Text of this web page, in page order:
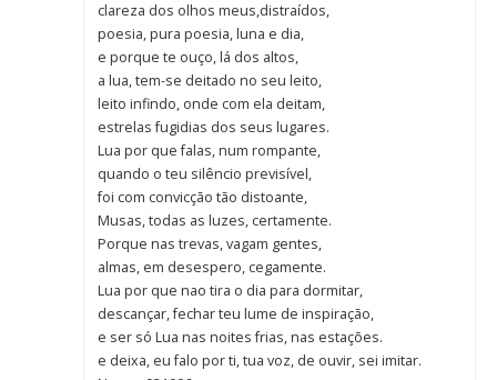
clareza dos olhos meus,distraídos,
poesia, pura poesia, luna e dia,
e porque te ouço, lá dos altos,
a lua, tem-se deitado no seu leito,
leito infindo, onde com ela deitam,
estrelas fugidias dos seus lugares.
Lua por que falas, num rompante,
quando o teu silêncio previsível,
foi com convicção tão distoante,
Musas, todas as luzes, certamente.
Porque nas trevas, vagam gentes,
almas, em desespero, cegamente.
Lua por que nao tira o dia para dormitar,
descançar, fechar teu lume de inspiração,
e ser só Lua nas noites frias, nas estações.
e deixa, eu falo por ti, tua voz, de ouvir, sei imitar.